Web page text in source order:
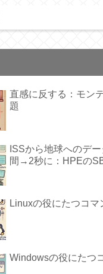
直感に反する：モン
題
ISSから地球へのデ
間→2秒に：HPEの
Linuxの役にたつコマ
Windowsの役にたつ